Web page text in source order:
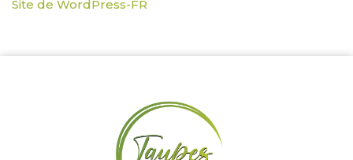
Site de WordPress-FR